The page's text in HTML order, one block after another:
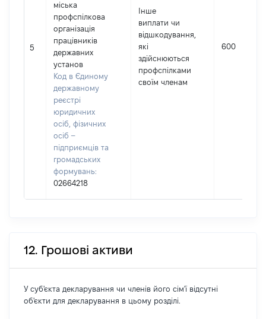
5
міська
профспілкова
організація
працівників
державних
установ
Код в Єдиному
державному
реєстрі
юридичних
осіб, фізичних
осіб –
підприємців та
громадських
формувань:
02664218
Інше
виплати чи
відшкодування,
які
здійснюються
профспілками
своїм членам
600
12. Грошові активи
У суб'єкта декларування чи членів його сім'ї відсутні
об'єкти для декларування в цьому розділі.